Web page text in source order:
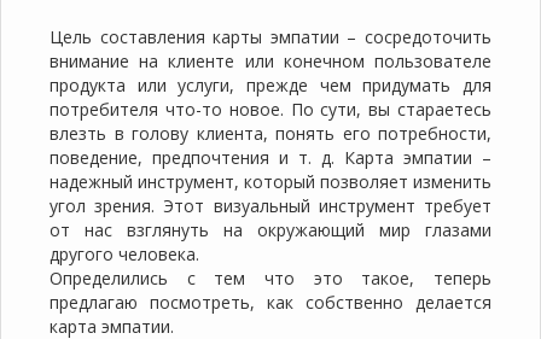
Цель составления карты эмпатии – сосредоточить
внимание на клиенте или конечном пользователе
продукта или услуги, прежде чем придумать для
потребителя что-то новое. По сути, вы стараетесь
влезть в голову клиента, понять его потребности,
поведение, предпочтения и т. д. Карта эмпатии –
надежный инструмент, который позволяет изменить
угол зрения. Этот визуальный инструмент требует
от нас взглянуть на окружающий мир глазами
другого человека.
Определились с тем что это такое, теперь
предлагаю посмотреть, как собственно делается
карта эмпатии.